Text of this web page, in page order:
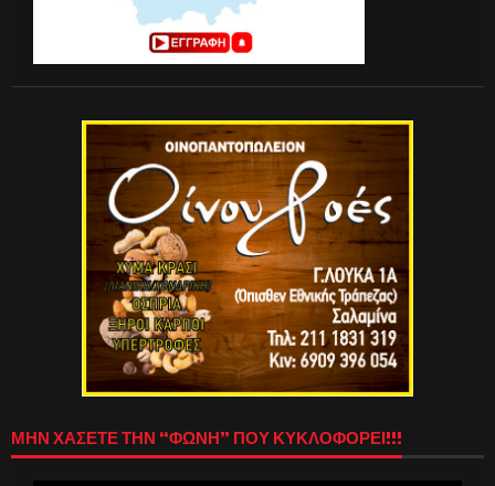
ΜΗΝ ΧΑΣΕΤΕ ΤΗΝ “ΦΩΝΗ” ΠΟΥ ΚΥΚΛΟΦΟΡΕΙ!!!